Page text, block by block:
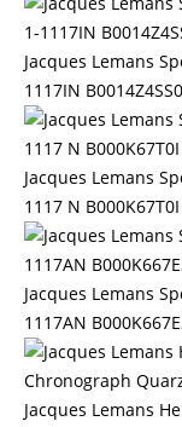
Jacques Lemans
1117IN B0014Z4SS0
Jacques Lemans
1117 N B000K67T0I
Jacques Lemans
1117AN
Jacques Lemans